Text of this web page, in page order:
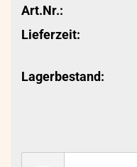
Art.Nr.:
Lieferzeit:
Lagerbestand: